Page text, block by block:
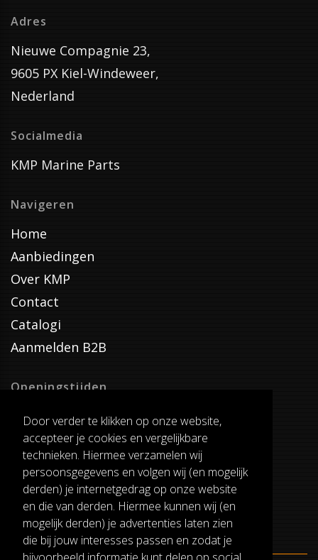
Door verder te klikken op onze website,
accepteer je cookies en vergelijkbare
technieken. Hiermee verzamelen wij
persoonsgegevens en volgen wij (en mogelijk
derden) je internetgedrag op onze website
en die van derden. Hiermee kunnen wij (en
mogelijk derden) je advertenties laten zien
die bij jouw interesses passen en zodat je
Adres
Nieuwe Compagnie 23,
9605 PX Kiel-Windeweer,
Nederland
Socialmedia
KMP Marine Parts
Navigeren
Home
Aanbiedingen
Over KMP
Contact
Catalogi
Aanmelden B2B
Openingstijden
Dinsdag T/M Zaterdag
van 8:00-17:00
Verzenddagen
Dinsdag T/M Vrijdag
Pauze
12:30-13:00